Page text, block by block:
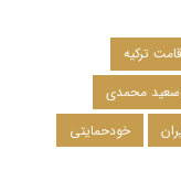
ترکیه
سعید محمدی
خودحمایتی